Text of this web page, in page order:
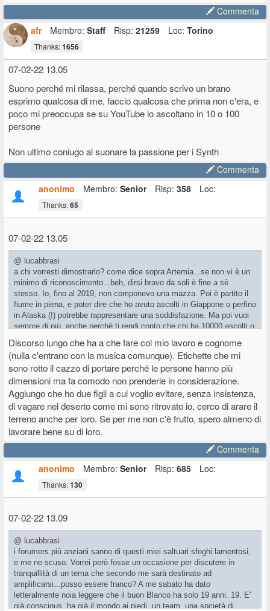
Commenta
afr
Membro: Staff Risp: 21259 Loc: Torino
Thanks:1656
07-02-22 13.05
Suono perché mi rilassa, perché quando scrivo un brano
esprimo qualcosa di me, faccio qualcosa che prima non c'era, e
poco mi preoccupa se su YouTube lo ascoltano in 10 o 100
persone
Non ultimo coniugo al suonare la passione per i Synth
Commenta
anonimo
Membro: Senior Risp: 358 Loc:
Thanks:65
07-02-22 13.05
@ lucabbrasi
a chi vorresti dimostrarlo? come dice sopra Artemia...se non vi è un
minimo di riconoscimento...beh, dirsi bravo da soli è fine a sè
stesso. Io, fino al 2019, non componevo una mazza. Poi è partito il
fiume in piena, e poter dire che ho avuto ascolti in Giappone o perfino
in Alaska (!) potrebbe rappresentare una soddisfazione. Ma poi vuoi
sempre di più, anche perchè ti rendi conto che chi ha 10000 ascolti o
esibizionista...beh, non sono tutti quei mostri di bravura. O, almeno,
non ti ritieni così inferiore a loro..
Discorso lungo che ha a che fare col mio lavoro e cognome
(nulla c'entrano con la musica comunque). Etichette che mi
sono rotto il cazzo di portare perché le persone hanno più
dimensioni ma fa comodo non prenderle in considerazione.
Aggiungo che ho due figli a cui voglio evitare, senza insistenza,
di vagare nel deserto come mi sono ritrovato io, cerco di arare il
terreno anche per loro. Se per me non c'è frutto, spero almeno di
lavorare bene su di loro.
Commenta
anonimo
Membro: Senior Risp: 685 Loc:
Thanks:130
07-02-22 13.09
@ lucabbrasi
i forumers più anziani sanno di questi miei saltuari sfoghi lamentosi,
e me ne scuso. Vorrei però fosse un occasione per discutere in
tranquillità di un tema che secondo me sarà destinato ad
amplificarsi...posso essere franco? A me sabato ha dato
letteralmente noia leggere che il buon Blanco ha solo 19 anni. 19. E'
già conscious, ha già il mondo ai piedi..un team, una società di